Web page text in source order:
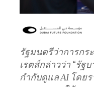
รัฐมนตรีว่าการกร
เรตส์กล่าวว่า “รัฐ
กำกับดูแลAI โดย